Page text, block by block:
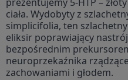
prezentujemy 5-HTP –
ciała. Wydobyty z
simplicifolia, ten
eliksir poprawiający
bezpośrednim
neuroprzekaźnika
zachowaniami i głodem.